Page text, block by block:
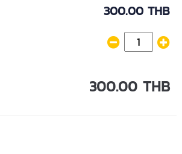
300.00 THB
300.00 THB